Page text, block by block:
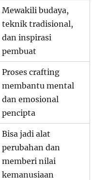
Mewakili budaya,
teknik tradisional,
dan inspirasi
pembuat
Proses crafting
membantu mental
dan emosional
pencipta
Bisa jadi alat
perubahan dan
memberi nilai
kemanusiaan